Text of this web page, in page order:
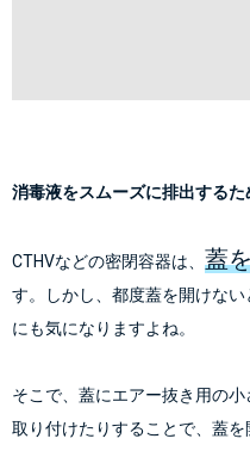
消毒液をスムーズに排出するた
CTHVなどの密閉容器は、 蓋
す。しかし、都度蓋を開けな
そこで、蓋にエアー抜き用の
取り付けたりすることで、蓋